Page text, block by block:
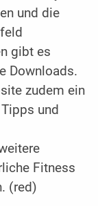
und die
gibt es
Downloads.
zudem ein
und
Fitness
(red)